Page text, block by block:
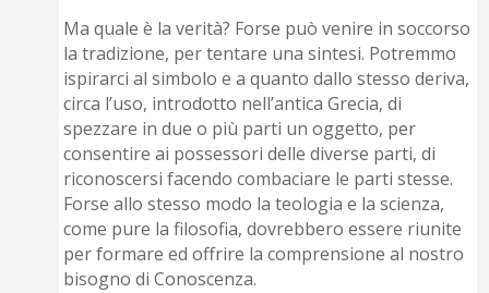
Ma quale è la verità? Forse può venire in soccorso
la tradizione, per tentare una sintesi. Potremmo
ispirarci al simbolo e a quanto dallo stesso deriva,
circa l’uso, introdotto nell’antica Grecia, di
spezzare in due o più parti un oggetto, per
consentire ai possessori delle diverse parti, di
riconoscersi facendo combaciare le parti stesse.
Forse allo stesso modo la teologia e la scienza,
come pure la filosofia, dovrebbero essere riunite
per formare ed offrire la comprensione al nostro
bisogno di Conoscenza.